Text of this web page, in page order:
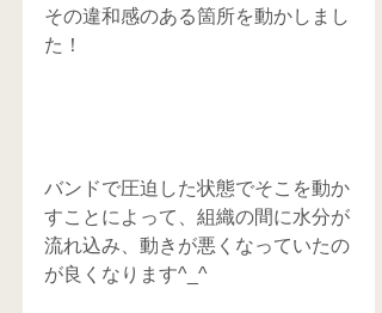
その違和感のある箇所を動かしまし
た！
バンドで圧迫した状態でそこを動か
すことによって、組織の間に水分が
流れ込み、動きが悪くなっていたの
が良くなります^_^